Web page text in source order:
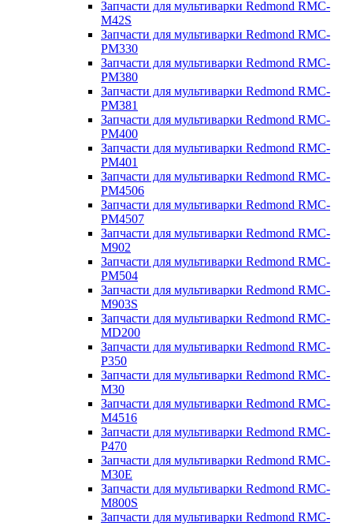
Запчасти для мультиварки Redmond RMC-
M42S
Запчасти для мультиварки Redmond RMC-
PM330
Запчасти для мультиварки Redmond RMC-
PM380
Запчасти для мультиварки Redmond RMC-
PM381
Запчасти для мультиварки Redmond RMC-
PM400
Запчасти для мультиварки Redmond RMC-
PM401
Запчасти для мультиварки Redmond RMC-
PM4506
Запчасти для мультиварки Redmond RMC-
PM4507
Запчасти для мультиварки Redmond RMC-
M902
Запчасти для мультиварки Redmond RMC-
PM504
Запчасти для мультиварки Redmond RMC-
M903S
Запчасти для мультиварки Redmond RMC-
MD200
Запчасти для мультиварки Redmond RMC-
P350
Запчасти для мультиварки Redmond RMC-
M30
Запчасти для мультиварки Redmond RMC-
M4516
Запчасти для мультиварки Redmond RMC-
P470
Запчасти для мультиварки Redmond RMC-
M30E
Запчасти для мультиварки Redmond RMC-
M800S
Запчасти для мультиварки Redmond RMC-